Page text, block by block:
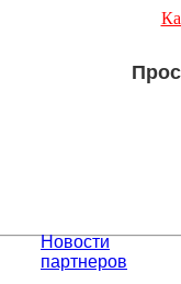
Новости
партнеров